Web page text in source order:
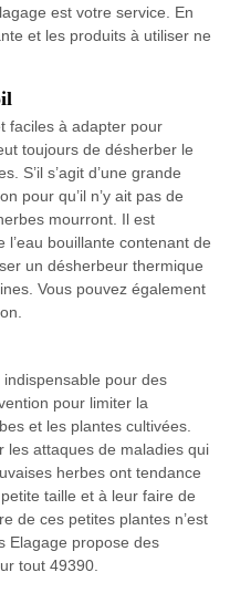
est votre service. En
et les produits à utiliser ne
faciles à adapter pour
toujours de désherber le
S’il s’agit d’une grande
pour qu’il n’y ait pas de
mourront. Il est
bouillante contenant de
un désherbeur thermique
Vous pouvez également
pour des
pour limiter la
et les plantes cultivées.
les attaques de maladies qui
herbes ont tendance
taille et à leur faire de
de ces petites plantes n’est
Elagage propose des
tout 49390.